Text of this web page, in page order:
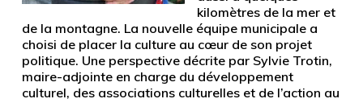
kilomètres de la mer et
de la montagne. La nouvelle équipe municipale a
choisi de placer la culture au cœur de son projet
politique. Une perspective décrite par Sylvie Trotin,
maire-adjointe en charge du développement
culturel, des associations culturelles et de l’action au